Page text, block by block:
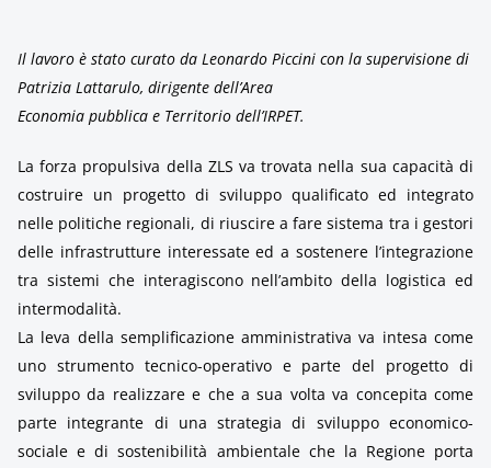
Il lavoro è stato curato da Leonardo Piccini con la supervisione di
Patrizia Lattarulo, dirigente dell’Area
Economia pubblica e Territorio dell’IRPET.
La forza propulsiva della ZLS va trovata nella sua capacità di
costruire un progetto di sviluppo qualificato ed integrato
nelle politiche regionali, di riuscire a fare sistema tra i gestori
delle infrastrutture interessate ed a sostenere l’integrazione
tra sistemi che interagiscono nell’ambito della logistica ed
intermodalità.
La leva della semplificazione amministrativa va intesa come
uno strumento tecnico-operativo e parte del progetto di
sviluppo da realizzare e che a sua volta va concepita come
parte integrante di una strategia di sviluppo economico-
sociale e di sostenibilità ambientale che la Regione porta